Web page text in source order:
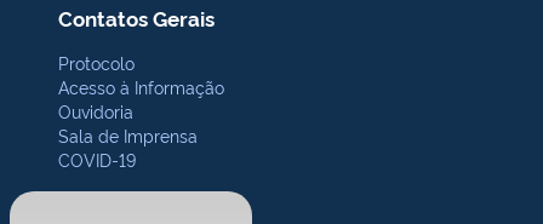
Contatos Gerais
Protocolo
Acesso à Informação
Ouvidoria
Sala de Imprensa
COVID-19